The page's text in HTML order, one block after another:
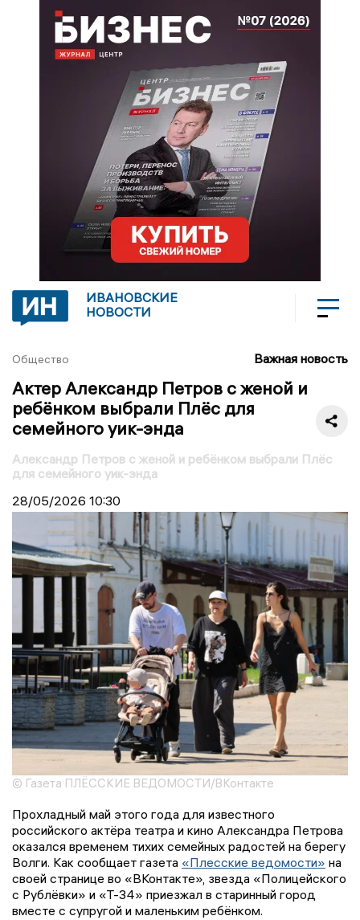
ИВАНОВСКИЕ
НОВОСТИ
Общество Важная новость
Актер Александр Петров с женой и
ребёнком выбрали Плёс для
семейного уик-энда
Александр Петров с женой и ребёнком выбрали Плёс
для семейного уик-энда
28/05/2026 10:30
© Газета ПЛЁССКИЕ ВЕДОМОСТИ/ВКонтакте
Прохладный май этого года для известного
российского актёра театра и кино Александра Петрова
оказался временем тихих семейных радостей на берегу
Волги. Как сообщает газета «Плесские ведомости» на
своей странице во «ВКонтакте», звезда «Полицейского
с Рублёвки» и «Т-34» приезжал в старинный город
вместе с супругой и маленьким ребёнком.